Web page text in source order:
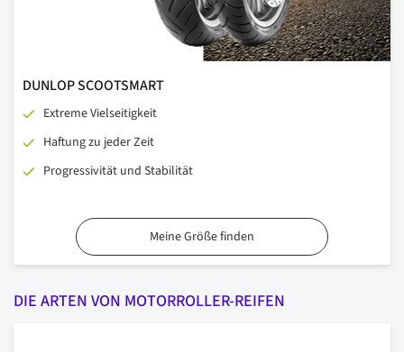
DUNLOP SCOOTSMART
Extreme Vielseitigkeit
Haftung zu jeder Zeit
Progressivität und Stabilität
Meine Größe finden
DIE ARTEN VON MOTORROLLER-REIFEN